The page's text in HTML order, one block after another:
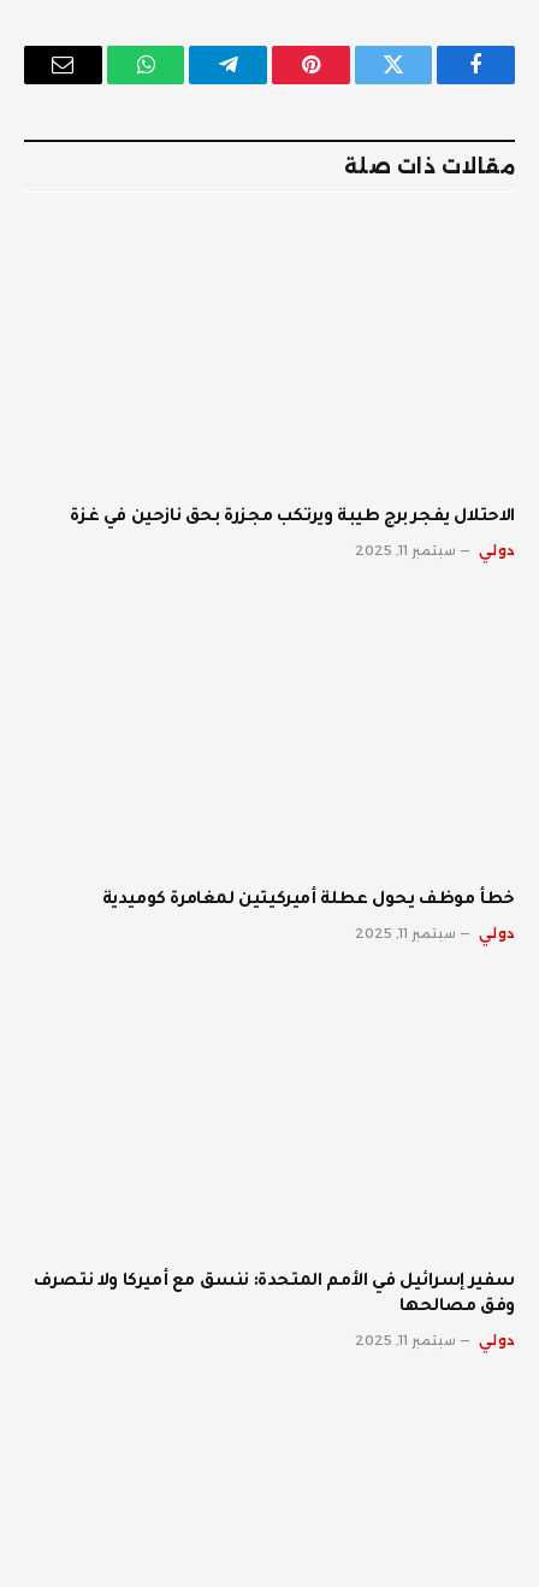
فيسبوك تويتر بينتيريستتيلقرام واتساب
البريد
مقالات ذات صلة
الاحتلال يفجر برج طيبة ويرتكب مجزرة بحق نازحين في غزة
دولي سبتمبر 11, 2025
خطأ موظف يحول عطلة أميركيتين لمغامرة كوميدية
دولي سبتمبر 11, 2025
سفير إسرائيل في الأمم المتحدة: ننسق مع أميركا ولا نتصرف
وفق مصالحها
دولي سبتمبر 11, 2025